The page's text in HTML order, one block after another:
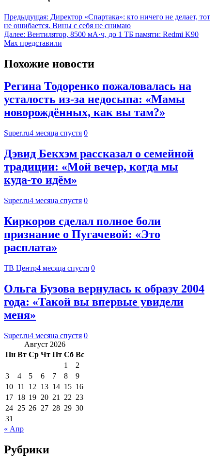
Предыдущая: Директор «Спартака»: кто ничего не делает, тот
не ошибается. Вины с себя не снимаю
Далее: Вентилятор, 8500 мА·ч, до 1 ТБ памяти: Redmi K90
Max представили
Похожие новости
Регина Тодоренко пожаловалась на
усталость из-за недосыпа: «Мамы
новорождённых, как вы там?»
Super.ru4 месяца спустя 0
Дэвид Бекхэм рассказал о семейной
традиции: «Мой вечер, когда мы
куда‑то идём»
Super.ru4 месяца спустя 0
Киркоров сделал полное боли
признание о Пугачевой: «Это
расплата»
ТВ Центр4 месяца спустя 0
Ольга Бузова вернулась к образу 2004
года: «Такой вы впервые увидели
меня»
Super.ru4 месяца спустя 0
Август 2026
Пн Вт Ср Чт Пт Сб Вс
1
2
3
4 5 6 7 8
9
10 11 12 13 14 15 16
17 18 19 20 21 22 23
24 25 26 27 28 29 30
31
« Апр
Рубрики